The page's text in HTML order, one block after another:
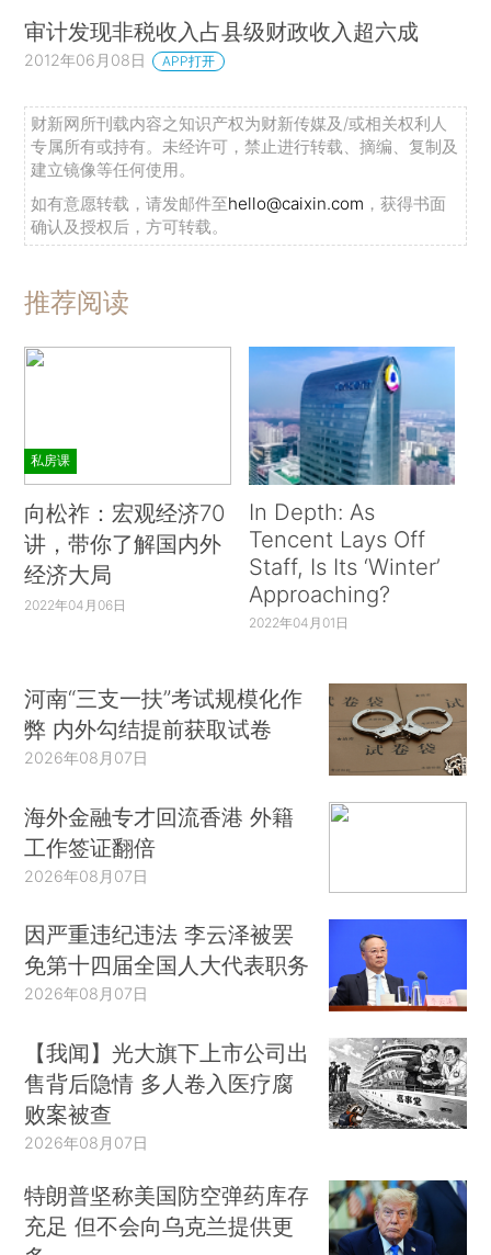
审计发现非税收入占县级财政收入超六成
2012年06月08日 APP打开
财新网所刊载内容之知识产权为财新传媒及/或相关权利人
专属所有或持有。未经许可，禁止进行转载、摘编、复制及
建立镜像等任何使用。
如有意愿转载，请发邮件至hello@caixin.com ，获得书面
确认及授权后，方可转载。
推荐阅读
私房课
向松祚：宏观经济70
讲，带你了解国内外
经济大局
2022年04月06日
In Depth: As
Tencent Lays Off
Staff, Is Its ‘Winter’
Approaching?
2022年04月01日
河南“三支一扶”考试规模化作
弊 内外勾结提前获取试卷
2026年08月07日
海外金融专才回流香港 外籍
工作签证翻倍
2026年08月07日
因严重违纪违法 李云泽被罢
免第十四届全国人大代表职务
2026年08月07日
【我闻】光大旗下上市公司出
售背后隐情 多人卷入医疗腐
败案被查
2026年08月07日
特朗普坚称美国防空弹药库存
充足 但不会向乌克兰提供更